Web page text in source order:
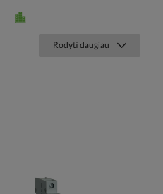
Rodyti daugiau